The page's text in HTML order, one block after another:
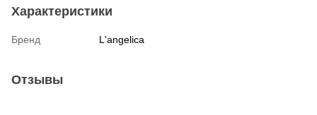
Характеристики
Бренд L'angelica
Отзывы